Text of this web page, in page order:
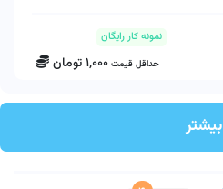
نمونه کار رایگان
حداقل قیمت 1,000تومان
بیشتر